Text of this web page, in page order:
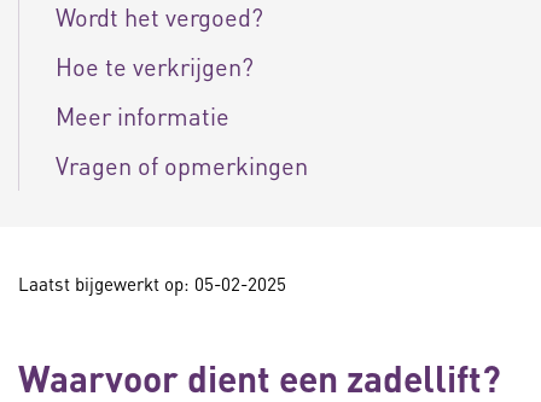
Wordt het vergoed?
Hoe te verkrijgen?
Meer informatie
Vragen of opmerkingen
Laatst bijgewerkt op: 05-02-2025
Waarvoor dient een zadellift?